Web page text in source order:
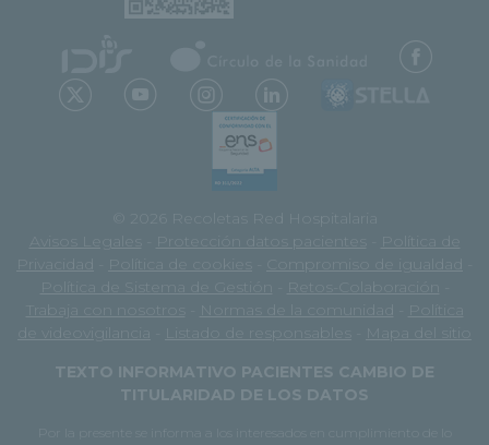
© 2026 Recoletas Red Hospitalaria
Avisos Legales
Protección datos pacientes
Política de
Privacidad
Política de cookies Compromiso de igualdad
Política de Sistema de Gestión
Retos-Colaboración
Trabaja con nosotros
Normas de la comunidad
Política
de videovigilancia
Listado de responsables
Mapa del sitio
TEXTO INFORMATIVO PACIENTES CAMBIO DE
TITULARIDAD DE LOS DATOS
Por la presente se informa a los interesados en cumplimiento de lo